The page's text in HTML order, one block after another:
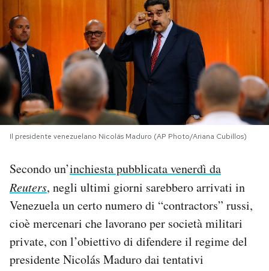
PODCAST
NEWSLETTER
I MIEI PREFERITI
SHOP
AREA PERSONALE
Area Personale
Newsletter
Il presidente venezuelano Nicolás Maduro (AP Photo/Ariana Cubillos)
Secondo un’inchiesta pubblicata venerdì da
Reuters, negli ultimi giorni sarebbero arrivati in
Venezuela un certo numero di “contractors” russi,
cioè mercenari che lavorano per società militari
private, con l’obiettivo di difendere il regime del
presidente Nicolás Maduro dai tentativi